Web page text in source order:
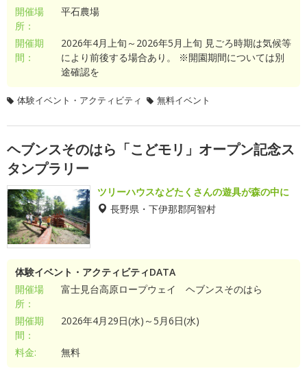
開催場
所：
平石農場
開催期
間：
2026年4月上旬～2026年5月上旬 見ごろ時期は気候等
により前後する場合あり。 ※開園期間については別
途確認を
体験イベント・アクティビティ 無料イベント
ヘブンスそのはら「こどモリ」オープン記念ス
タンプラリー
ツリーハウスなどたくさんの遊具が森の中に
長野県・下伊那郡阿智村
体験イベント・アクティビティDATA
開催場
所：
富士見台高原ロープウェイ ヘブンスそのはら
開催期
間：
2026年4月29日(水)～5月6日(水)
料金: 無料